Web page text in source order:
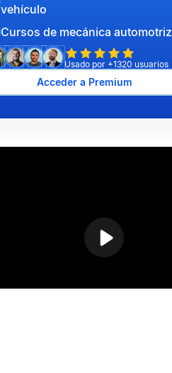
vehículo
Cursos de mecánica automotriz
Usado por +1320 usuarios
Acceder a Premium